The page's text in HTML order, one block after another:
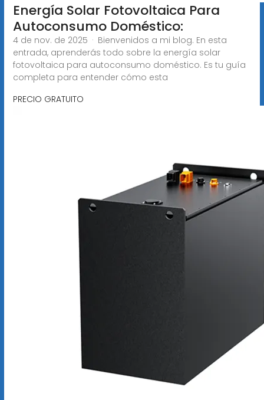
Energía Solar Fotovoltaica Para
Autoconsumo Doméstico:
4 de nov. de 2025 · Bienvenidos a mi blog. En esta
entrada, aprenderás todo sobre la energía solar
fotovoltaica para autoconsumo doméstico. Es tu guía
completa para entender cómo esta
PRECIO GRATUITO